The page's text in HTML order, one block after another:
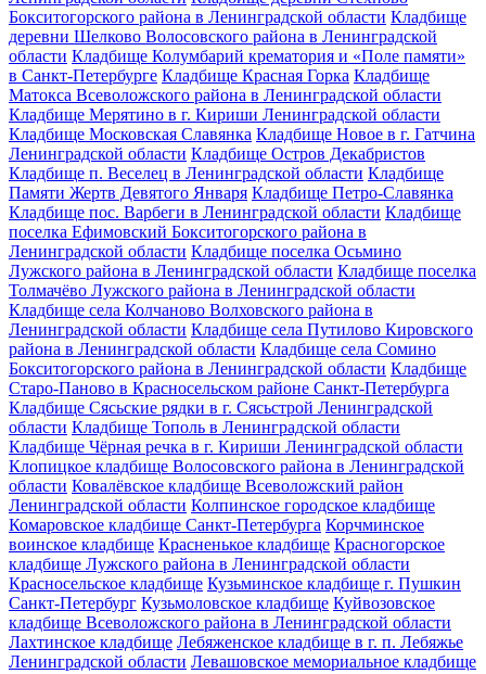
Бокситогорского района в Ленинградской области Кладбище
деревни Шелково Волосовского района в Ленинградской
области Кладбище Колумбарий крематория и «Поле памяти»
в Санкт-Петербурге Кладбище Красная Горка Кладбище
Матокса Всеволожского района в Ленинградской области
Кладбище Мерятино в г. Кириши Ленинградской области
Кладбище Московская Славянка Кладбище Новое в г. Гатчина
Ленинградской области Кладбище Остров Декабристов
Кладбище п. Веселец в Ленинградской области Кладбище
Памяти Жертв Девятого Января Кладбище Петро-Славянка
Кладбище пос. Варбеги в Ленинградской области Кладбище
поселка Ефимовский Бокситогорского района в
Ленинградской области Кладбище поселка Осьмино
Лужского района в Ленинградской области Кладбище поселка
Толмачёво Лужского района в Ленинградской области
Кладбище села Колчаново Волховского района в
Ленинградской области Кладбище села Путилово Кировского
района в Ленинградской области Кладбище села Сомино
Бокситогорского района в Ленинградской области Кладбище
Старо-Паново в Красносельском районе Санкт-Петербурга
Кладбище Сясьские рядки в г. Сясьстрой Ленинградской
области Кладбище Тополь в Ленинградской области
Кладбище Чёрная речка в г. Кириши Ленинградской области
Клопицкое кладбище Волосовского района в Ленинградской
области Ковалёвское кладбище Всеволожский район
Ленинградской области Колпинское городское кладбище
Комаровское кладбище Санкт-Петербурга Корчминское
воинское кладбище Красненькое кладбище Красногорское
кладбище Лужского района в Ленинградской области
Красносельское кладбище Кузьминское кладбище г. Пушкин
Санкт-Петербург Кузьмоловское кладбище Куйвозовское
кладбище Всеволожского района в Ленинградской области
Лахтинское кладбище Лебяженское кладбище в г. п. Лебяжье
Ленинградской области Левашовское мемориальное кладбище